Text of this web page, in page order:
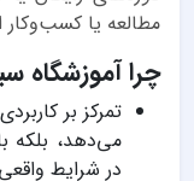
مطالعه یا کسب‌وکار
چرا آموزشگاه
تمرکز بر
می‌دهد، بلکه
در شرایط